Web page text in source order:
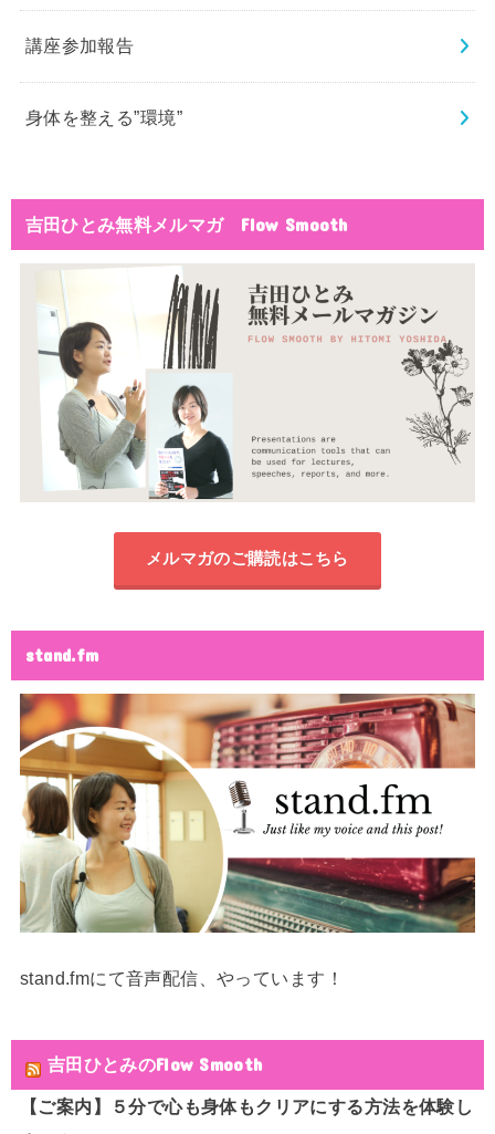
講座参加報告
身体を整える”環境”
吉田ひとみ無料メルマガ Flow Smooth
メルマガのご購読はこちら
stand.fm
stand.fmにて音声配信、やっています！
吉田ひとみのFlow Smooth
【ご案内】５分で心も身体もクリアにする方法を体験し